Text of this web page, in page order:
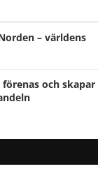
– världens
och skapar